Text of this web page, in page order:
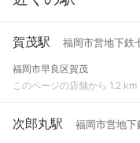
賀茂駅 福岡市営地下鉄
福岡市早良区賀茂
このページの店舗から 1.2 km
次郎丸駅 福岡市営地下